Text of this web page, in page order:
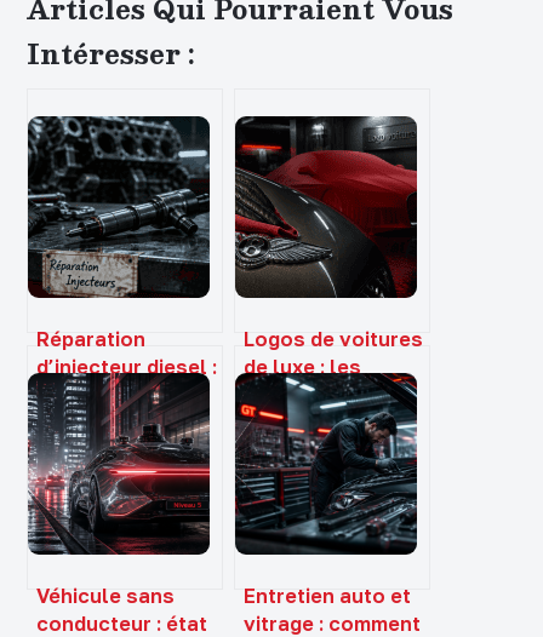
Intéresser :
Réparation
d’injecteur diesel :
du diagnostic à 20
€ au
remplacement
complet à 1500 €
Logos de voitures
de luxe : les
secrets derrière
les emblèmes de
prestige
Véhicule sans
conducteur : état
Entretien auto et
vitrage : comment